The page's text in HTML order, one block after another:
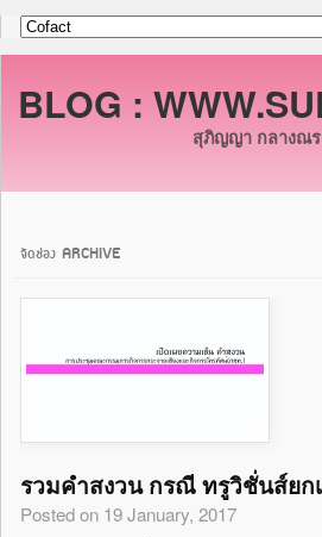
BLOG :
สุภิญญา กลางณ
จัดช่อง ARCHIVE
รวมคำสงวน กรณี ทรูวิชั่นส์ยก
Posted on 19 January, 2017